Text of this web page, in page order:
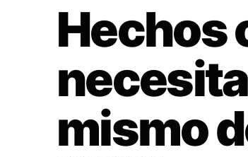
Hechos
mismo